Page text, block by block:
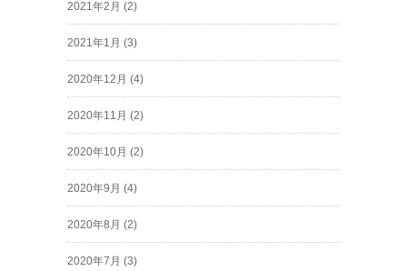
2021年2月 (2)
2021年1月 (3)
2020年12月 (4)
2020年11月 (2)
2020年10月 (2)
2020年9月 (4)
2020年8月 (2)
2020年7月 (3)